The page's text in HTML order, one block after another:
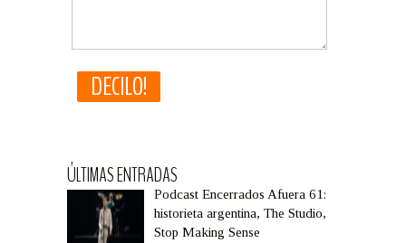
ÚLTIMAS ENTRADAS
Podcast Encerrados Afuera 61:
historieta argentina, The Studio,
Stop Making Sense